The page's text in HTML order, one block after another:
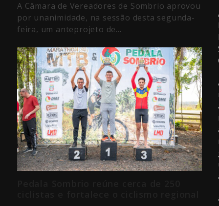
A Câmara de Vereadores de Sombrio aprovou
por unanimidade, na sessão desta segunda-
feira, um anteprojeto de…